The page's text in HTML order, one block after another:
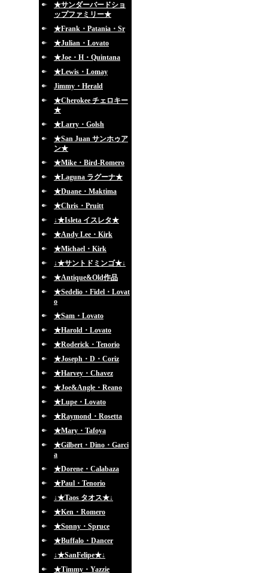
★サンダーバードショ
ップファミリー★
★Frank・Patania・Sr
★Julian・Lovato
★Joe・H・Quintana
★Lewis・Lomay
Jimmy・Herald
★Cherokee チェロキー
★
★Larry・Golsh
★San Juan サンホゥア
ン★
★Mike・Bird-Romero
★Laguna ラグーナ★
★Duane・Maktima
★Chris・Pruitt
↓★Isleta イスレタ★
★Andy Lee・Kirk
★Michael・Kirk
↓★サントドミンゴ★↓
★Antique&Old作品
★Sedelio・Fidel・Lovat
o
★Sam・Lovato
★Harold・Lovato
★Roderick・Tenorio
★Joseph・D・Coriz
★Harvey・Chavez
★Joe&Angle・Reano
★Lupe・Lovato
★Raymond・Rosetta
★Mary・Tafoya
★Gilbert・Dino・Garci
a
★Dorene・Calabaza
★Paul・Tenorio
↓★Taos タオス★↓
★Ken・Romero
★Sonny・Spruce
★Buffalo・Dancer
↓★SanFelipe★↓
★Timmy・Yazzie